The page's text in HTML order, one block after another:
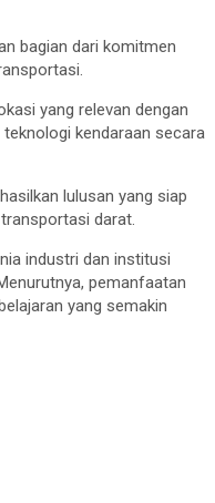
bagian dari komitmen
yang relevan dengan
kendaraan secara
lulusan yang siap
darat.
industri dan institusi
pemanfaatan
yang semakin